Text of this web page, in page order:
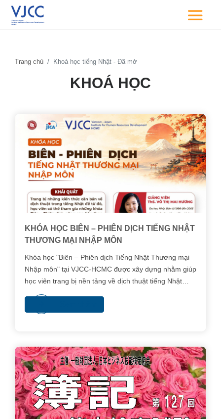
Trang chủ Khoá học tiếng Nhật - Đã mở
KHOÁ HỌC
KHÓA HỌC BIÊN – PHIÊN DỊCH TIẾNG NHẬT
THƯƠNG MẠI NHẬP MÔN
Khóa học "Biên – Phiên dịch Tiếng Nhật Thương mại
Nhập môn" tại VJCC-HCMC được xây dựng nhằm giúp
học viên trang bị nền tảng về dịch thuật tiếng Nhật
thương mại, làm bước đệm để tiếp tục học các
tương lai.